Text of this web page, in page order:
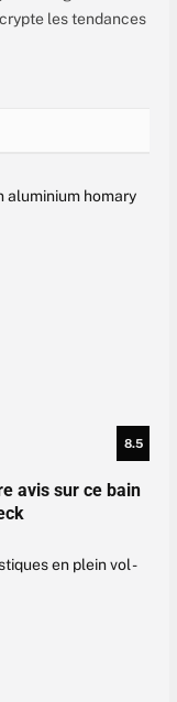
les tendances
8.5
avis sur ce bain